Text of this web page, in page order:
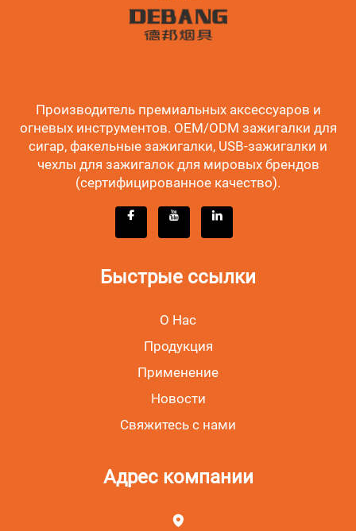
Производитель премиальных аксессуаров и
огневых инструментов. OEM/ODM зажигалки для
сигар, факельные зажигалки, USB-зажигалки и
чехлы для зажигалок для мировых брендов
(сертифицированное качество).
Быстрые ссылки
О Нас
Продукция
Применение
Новости
Свяжитесь с нами
Адрес компании